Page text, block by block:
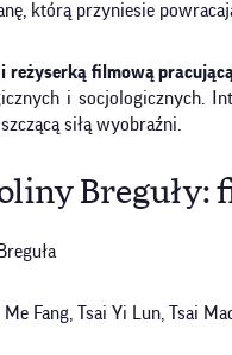
którą przyniesie
filmową
i socjologicznych.
siłą wyobraźni.
Breguły:
Fang, Tsai Yi Lun, Tsai